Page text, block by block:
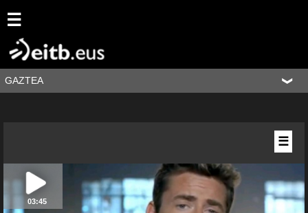
☰
GAZTEA
03:45
☰